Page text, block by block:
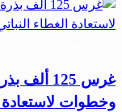
غرس 125
وخطوات لاستعادة